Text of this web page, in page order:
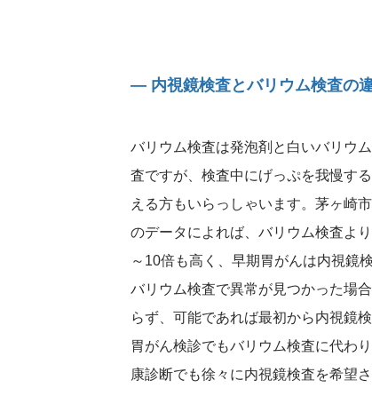
― 内視鏡検査とバリウム検査の
バリウム検査は発泡剤と白いバリウ
査ですが、検査中にげっぷを我慢す
える方もいらっしゃいます。茅ヶ崎
のデータによれば、バリウム検査よ
～10倍も高く、早期胃がんは内視鏡
バリウム検査で異常が見つかった場
らず、可能であれば最初から内視鏡
胃がん検診でもバリウム検査に代わ
康診断でも徐々に内視鏡検査を希望